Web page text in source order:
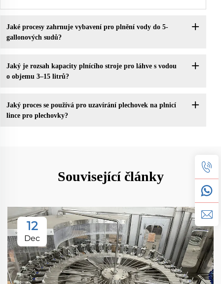
Jaké procesy zahrnuje vybavení pro plnění vody do 5-
gallonových sudů?
Jaký je rozsah kapacity plnícího stroje pro láhve s vodou
o objemu 3–15 litrů?
Jaký proces se používá pro uzavírání plechovek na plnicí
lince pro plechovky?
Související články
12
Dec